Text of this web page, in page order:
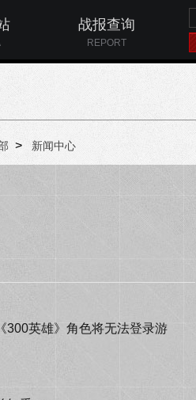
战报查询
REPORT
> 新闻中心
300英雄》角色将无法登录游